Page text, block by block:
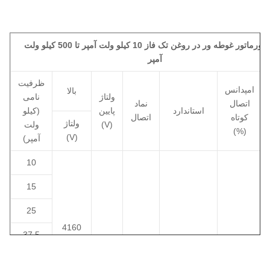
ترانسفورماتور غوطه ور در روغن تک فاز 10 کیلو ولت آمپر تا 500 کیلو ولت
آمپر
ظرفیت
نامی
(کیلو
ولت
آمپر)
بالا
ولتاژ
پایین
(V)
نماد
اتصال
استاندارد
امپدانس
اتصال
کوتاه
(%)
ولتاژ
(V)
10
4160
15
25
37.5